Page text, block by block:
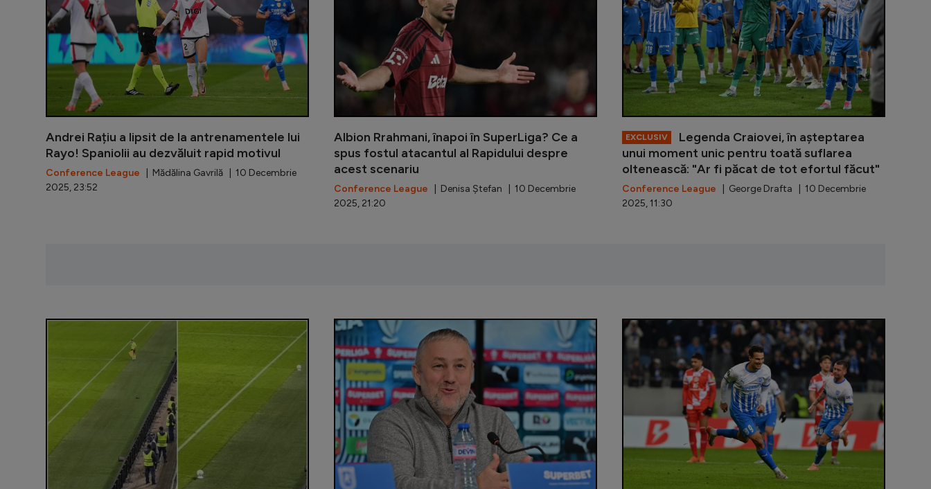
Andrei Rațiu a lipsit de la antrenamentele lui
Rayo! Spaniolii au dezvăluit rapid motivul
Conference League | Mădălina Gavrilă | 10 Decembrie
2025, 23:52
Albion Rrahmani, înapoi în SuperLiga? Ce a
spus fostul atacantul al Rapidului despre
acest scenariu
Conference League | Denisa Ștefan | 10 Decembrie
2025, 21:20
EXCLUSIV
Legenda Craiovei, în așteptarea
unui moment unic pentru toată suflarea
oltenească: "Ar fi păcat de tot efortul făcut"
Conference League | George Drafta | 10 Decembrie
2025, 11:30
Magie la Craiova! Mingile apar și dispar în funcție de scorConference